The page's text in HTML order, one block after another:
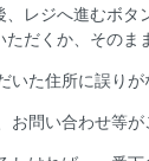
レジへ進むボ
だくか、そのま
た住所に誤り
問い合わせ等